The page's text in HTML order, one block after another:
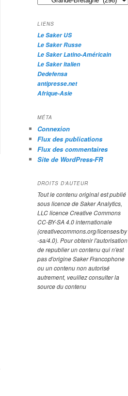
r
h
e
LIENS
Le Saker US
Le Saker Russe
Le Saker Latino-Américain
Le Saker Italien
Dedefensa
antipresse.net
Afrique-Asie
MÉTA
Connexion
Flux des publications
Flux des commentaires
Site de WordPress-FR
DROITS D’AUTEUR
Tout le contenu original est publié
sous licence de Saker Analytics,
LLC licence Creative Commons
CC-BY-SA 4.0 internationale
(creativecommons.org/licenses/by
-sa/4.0). Pour obtenir l'autorisation
de republier un contenu qui n'est
pas d'origine Saker Francophone
ou un contenu non autorisé
autrement, veuillez consulter la
source du contenu